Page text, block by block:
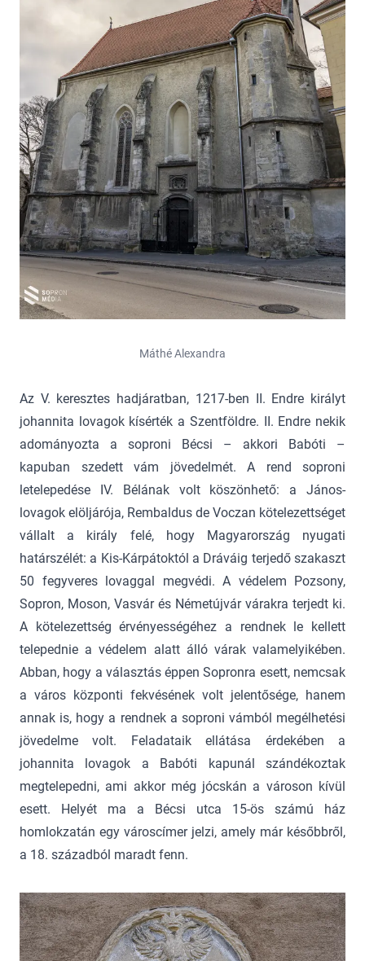
Máthé Alexandra
Az V. keresztes hadjáratban, 1217-ben II. Endre királyt
johannita lovagok kísérték a Szentföldre. II. Endre nekik
adományozta a soproni Bécsi – akkori Babóti –
kapuban szedett vám jövedelmét. A rend soproni
letelepedése IV. Bélának volt köszönhető: a János-
lovagok elöljárója, Rembaldus de Voczan kötelezettséget
vállalt a király felé, hogy Magyarország nyugati
határszélét: a Kis-Kárpátoktól a Dráváig terjedő szakaszt
50 fegyveres lovaggal megvédi. A védelem Pozsony,
Sopron, Moson, Vasvár és Németújvár várakra terjedt ki.
A kötelezettség érvényességéhez a rendnek le kellett
telepednie a védelem alatt álló várak valamelyikében.
Abban, hogy a választás éppen Sopronra esett, nemcsak
a város központi fekvésének volt jelentősége, hanem
annak is, hogy a rendnek a soproni vámból megélhetési
jövedelme volt. Feladataik ellátása érdekében a
johannita lovagok a Babóti kapunál szándékoztak
megtelepedni, ami akkor még jócskán a városon kívül
esett. Helyét ma a Bécsi utca 15-ös számú ház
homlokzatán egy városcímer jelzi, amely már későbbről,
a 18. századból maradt fenn.